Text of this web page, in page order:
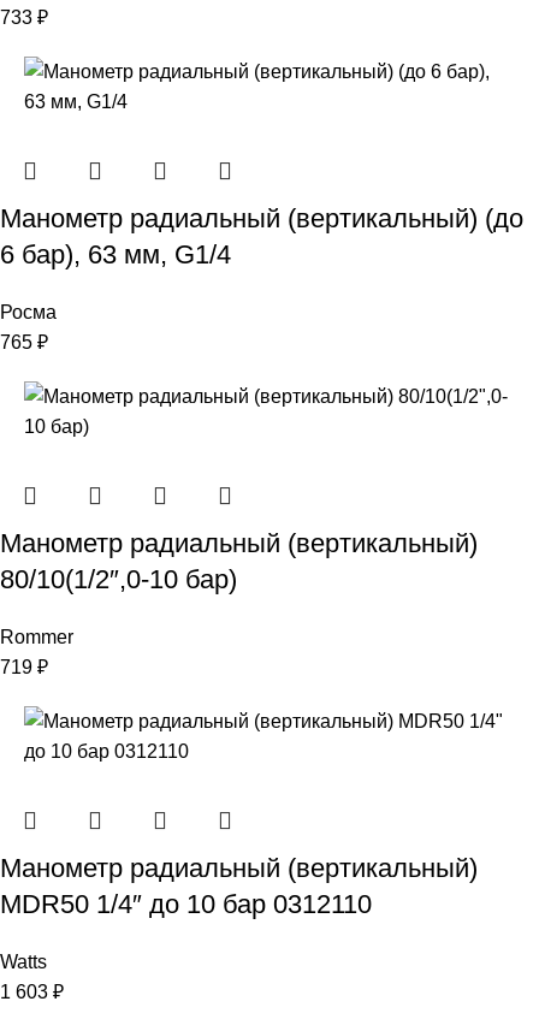
733 ₽
Манометр радиальный (вертикальный) (до
6 бар), 63 мм, G1/4
Росма
765 ₽
Манометр радиальный (вертикальный)
80/10(1/2″,0-10 бар)
Rommer
719 ₽
Манометр радиальный (вертикальный)
MDR50 1/4″ до 10 бар 0312110
Watts
1 603 ₽